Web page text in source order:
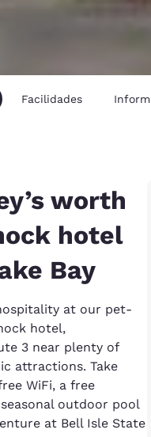
Facilidades
worth
hotel
Bay
at our pet-
hotel,
3 near plenty of
attractions. Take
WiFi, a free
outdoor pool
at Bell Isle State